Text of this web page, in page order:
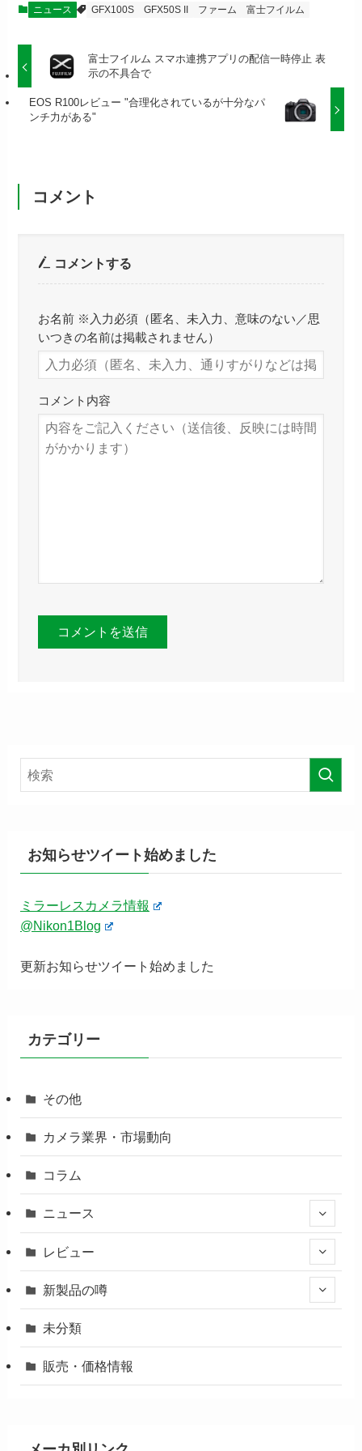
ニュース GFX100S GFX50S II ファーム 富士フイルム
富士フイルム スマホ連携アプリの配信一時停止 表
示の不具合で
EOS R100レビュー "合理化されているが十分なパ
ンチ力がある"
コメント
コメントする
お名前 ※入力必須（匿名、未入力、意味のない／思
いつきの名前は掲載されません）
コメント内容
お知らせツイート始めました
ミラーレスカメラ情報
@Nikon1Blog
更新お知らせツイート始めました
カテゴリー
その他
カメラ業界・市場動向
コラム
ニュース
レビュー
新製品の噂
未分類
販売・価格情報